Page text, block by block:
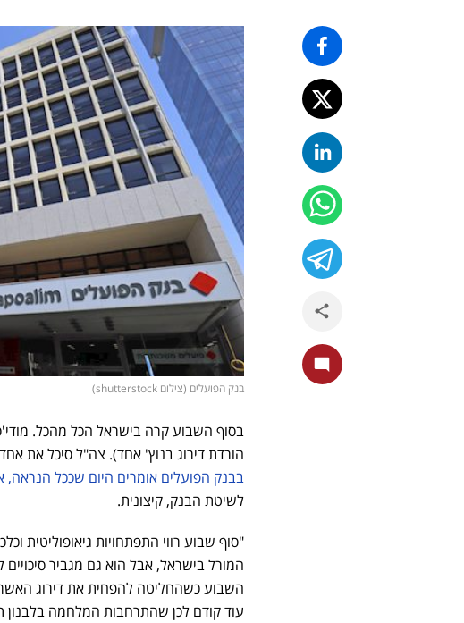
בנק הפועלים (צילום shutterstock)
בסוף השבוע קרה בישראל הכל מהכל.
הורדת דירוג בנוץ' אחד). צה"ל סיכל את
בבנק הפועלים אומרים היום שככל
לשיטת הבנק, קיצונית.
"סוף שבוע רווי התפתחויות גיאופוליטית
המורל בישראל, אבל הוא גם מגביר
עוד קודם לכן שהתרחבות המלחמה בלבנון